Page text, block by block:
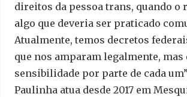
direitos da pessoa trans, quando o
algo que deveria ser praticado
Atualmente, temos decretos
que nos amparam legalmente, mas
sensibilidade por parte de cada
Paulinha atua desde 2017 em